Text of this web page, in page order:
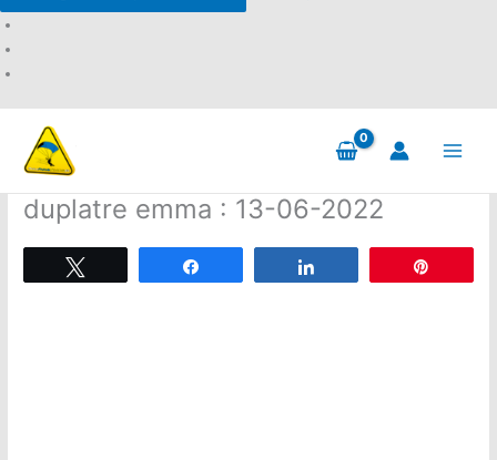
contenu
duplatre emma : 13-06-2022